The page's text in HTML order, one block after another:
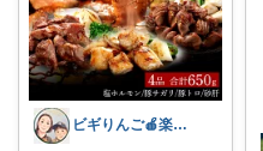
ビギりんご🍎楽する暮らし🏠